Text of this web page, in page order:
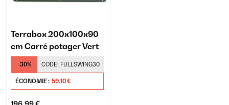
Terrabox 200x100x90
cm Carré potager Vert
-30% CODE: FULLSWING30
ÉCONOMIE : 59,10 €